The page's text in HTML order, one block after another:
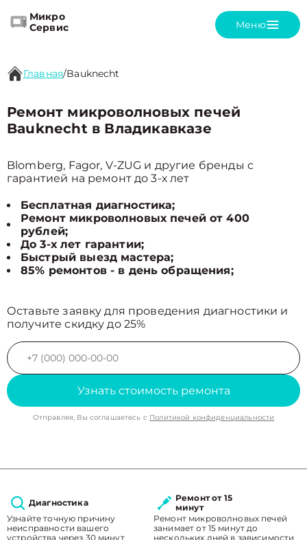
Микро
Сервис
Меню
Главная/Bauknecht
Ремонт микроволновых печей
Bauknecht в Владикавказе
Blomberg, Fagor, V-ZUG и другие бренды с
гарантией на ремонт до 3-х лет
Бесплатная диагностика;
Ремонт микроволновых печей от 400
рублей;
До 3-х лет гарантии;
Быстрый выезд мастера;
85% ремонтов - в день обращения;
Оставьте заявку для проведения диагностики и
получите скидку до 25%
Узнать стоимость ремонта
Отправляя, Вы соглашаетесь с Политикой конфиденциальности
Диагностика
Узнайте точную причину
неисправности вашего
устройства через 30 минут
Ремонт от 15
минут
Ремонт микроволновых печей
занимает от 15 минут до
нескольких дней в зависимости